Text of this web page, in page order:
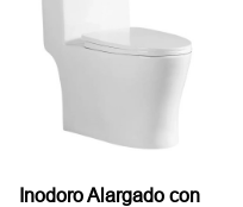
Inodoro Alargado con